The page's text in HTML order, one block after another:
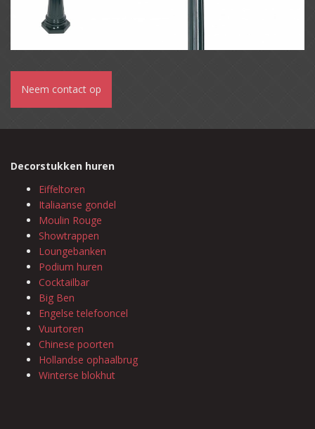
Neem contact op
Decorstukken huren
Eiffeltoren
Italiaanse gondel
Moulin Rouge
Showtrappen
Loungebanken
Podium huren
Cocktailbar
Big Ben
Engelse telefooncel
Vuurtoren
Chinese poorten
Hollandse ophaalbrug
Winterse blokhut